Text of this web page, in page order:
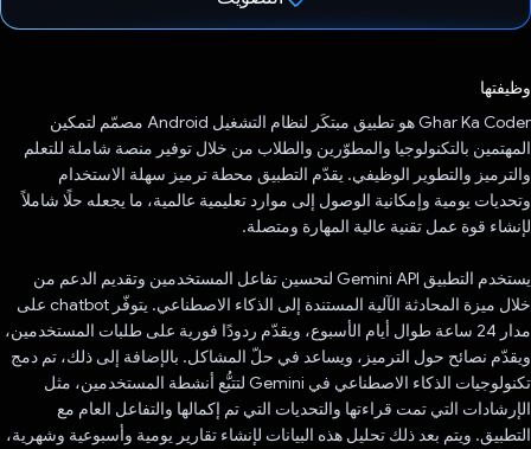
وظيفتها
Ghar Ka Coder هو تطبيق مبتكَر لنظام التشغيل Android مصمّم لتمكين
المهتمين بالتكنولوجيا والمطوّرين والطلاب من خلال توفير منصة شاملة للتعلم
والترميز والتطوير الوظيفي. يقدّم التطبيق محطة ترميز سهلة الاستخدام
وتحديات يومية وإمكانية الوصول إلى موارد تعليمية عالمية، ما يجعله حلًا شاملاً
لإنشاء قوة عمل تقنية عالية المهارة ومتصلة.
يستخدم التطبيق Gemini API لتحسين تفاعل المستخدمين وتقديم الدعم من
خلال ميزة المحادثة الآلية المستندة إلى الذكاء الاصطناعي. يتوفّر chatbot على
مدار 24 ساعة طوال أيام الأسبوع، ويقدّم ردودًا فورية على طلبات المستخدمين،
ويقدّم نصائح حول الترميز، ويساعد في حلّ المشاكل. بالإضافة إلى ذلك، تم دمج
تكنولوجيات الذكاء الاصطناعي في Gemini لتتبُّع أنشطة المستخدمين، مثل
الإرشادات التي تمت قراءتها والتحديات التي تم إكمالها والتفاعل العام مع
التطبيق. ويتم بعد ذلك تحليل هذه البيانات لإنشاء تقارير يومية وأسبوعية وشهرية،